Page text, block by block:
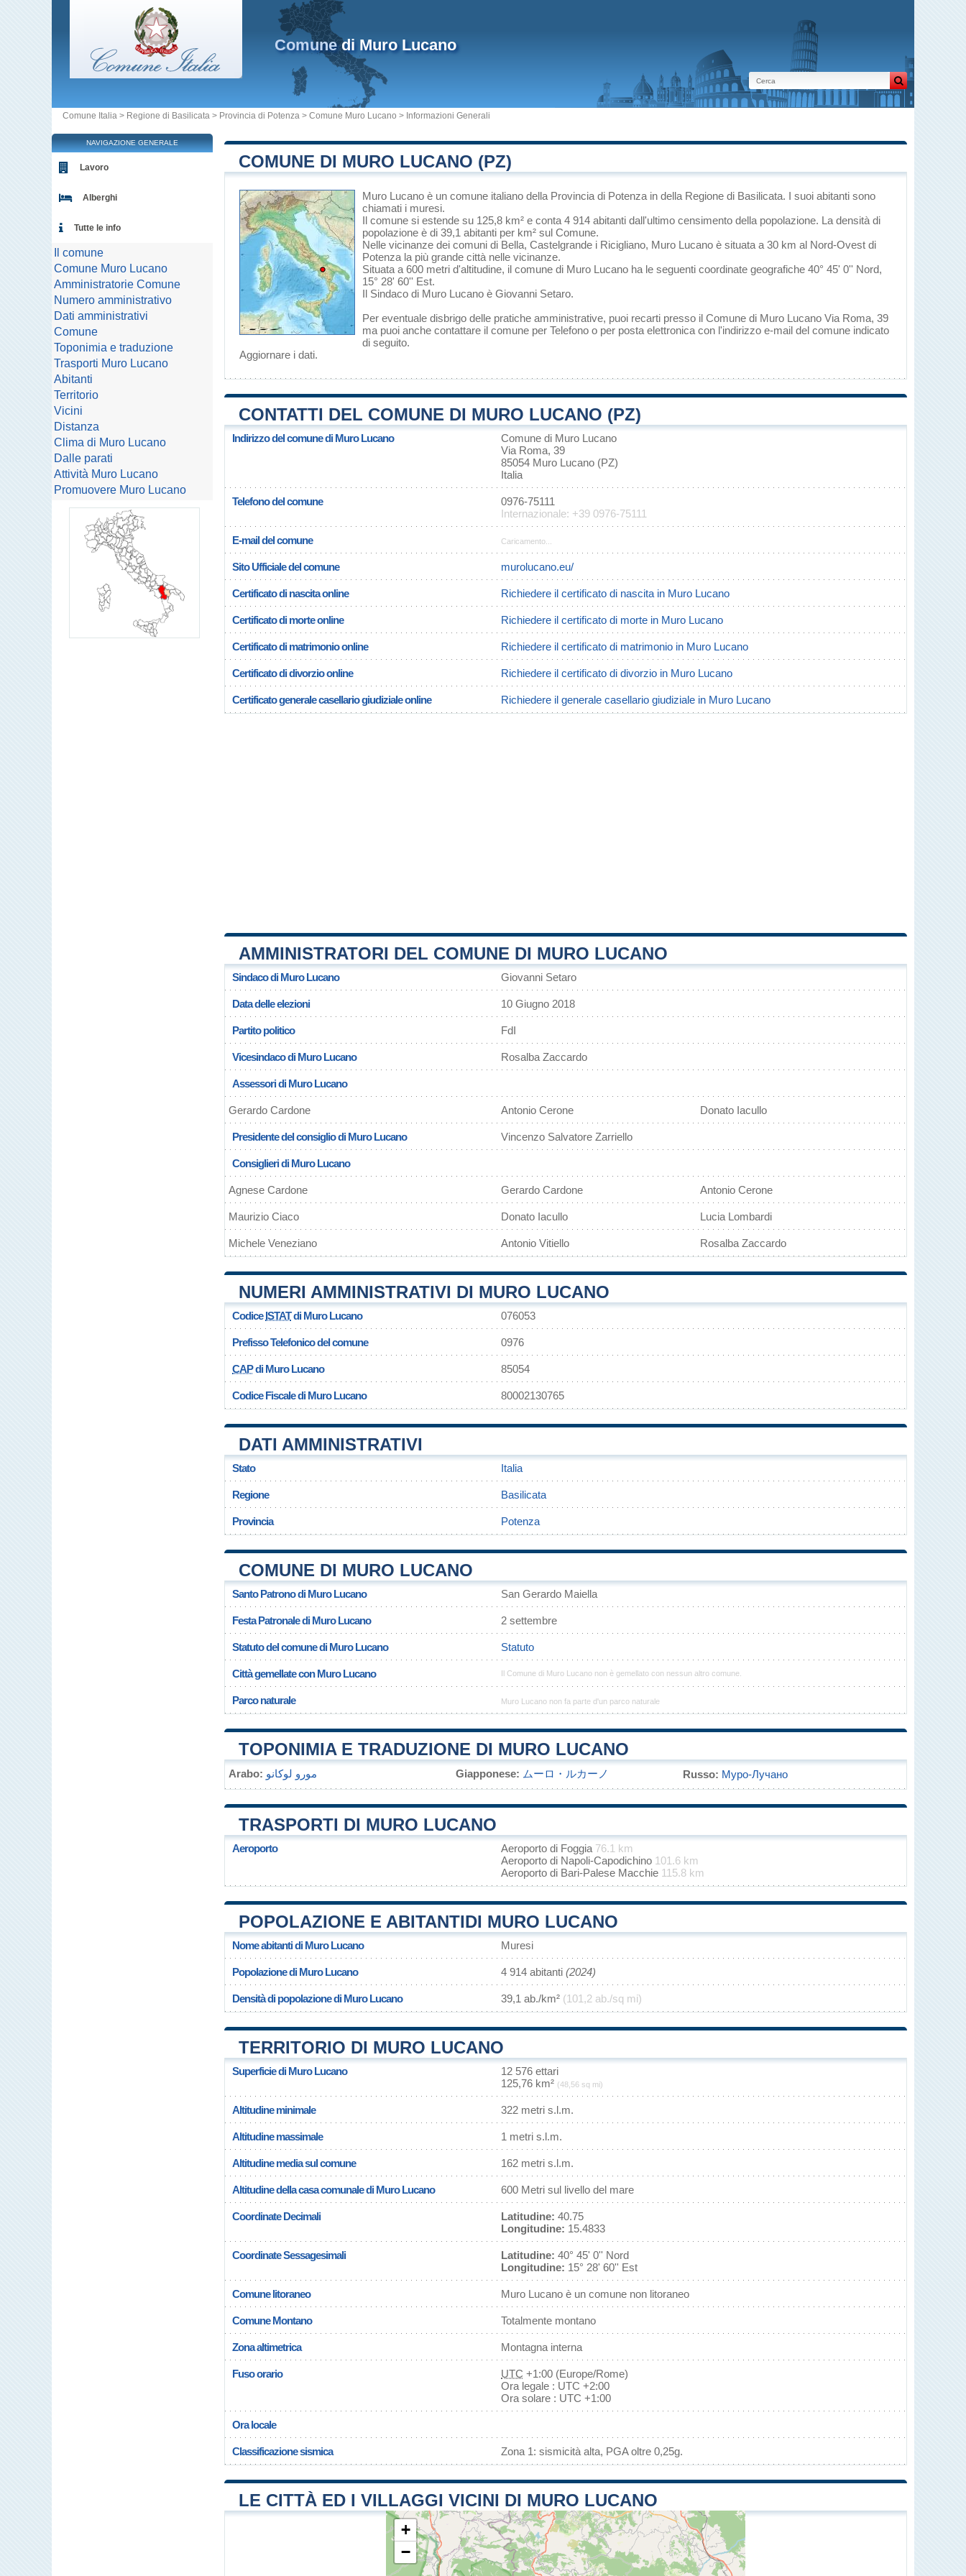
Comunedi Muro Lucano
Comune Italia > Regione di Basilicata > Provincia di Potenza > Comune Muro Lucano > Informazioni Generali
COMUNE DI MURO LUCANO (PZ)
Muro Lucano è un comune italiano della Provincia di Potenza in della Regione di Basilicata. I suoi abitanti sono
chiamati i muresi.
Il comune si estende su 125,8 km² e conta 4 914 abitanti dall'ultimo censimento della popolazione. La densità di
popolazione è di 39,1 abitanti per km² sul Comune.
Nelle vicinanze dei comuni di Bella, Castelgrande i Ricigliano, Muro Lucano è situata a 30 km al Nord-Ovest di
Potenza la più grande città nelle vicinanze.
Situata a 600 metri d'altitudine, il comune di Muro Lucano ha le seguenti coordinate geografiche 40° 45' 0'' Nord,
15° 28' 60'' Est.
Il Sindaco di Muro Lucano è Giovanni Setaro.
Per eventuale disbrigo delle pratiche amministrative, puoi recarti presso il Comune di Muro Lucano Via Roma, 39
ma puoi anche contattare il comune per Telefono o per posta elettronica con l'indirizzo e-mail del comune indicato
di seguito.
Aggiornare i dati.
CONTATTI DEL COMUNE DI MURO LUCANO (PZ)
Indirizzo del comune di Muro Lucano
Comune di Muro Lucano
Via Roma, 39
85054 Muro Lucano (PZ)
Italia
Telefono del comune
0976-75111
Internazionale: +39 0976-75111
E-mail del comune Caricamento...
Sito Ufficiale del comune murolucano.eu/
Certificato di nascita online Richiedere il certificato di nascita in Muro Lucano
Certificato di morte online Richiedere il certificato di morte in Muro Lucano
Certificato di matrimonio online Richiedere il certificato di matrimonio in Muro Lucano
Certificato di divorzio online Richiedere il certificato di divorzio in Muro Lucano
Certificato generale casellario giudiziale online Richiedere il generale casellario giudiziale in Muro Lucano
AMMINISTRATORI DEL COMUNE DI MURO LUCANO
Sindaco di Muro Lucano Giovanni Setaro
Data delle elezioni 10 Giugno 2018
Partito politico FdI
Vicesindaco di Muro Lucano Rosalba Zaccardo
Assessori di Muro Lucano
Gerardo Cardone Antonio Cerone Donato Iacullo
Presidente del consiglio di Muro Lucano Vincenzo Salvatore Zarriello
Consiglieri di Muro Lucano
Agnese Cardone Gerardo Cardone Antonio Cerone
Maurizio Ciaco Donato Iacullo Lucia Lombardi
Michele Veneziano Antonio Vitiello Rosalba Zaccardo
NUMERI AMMINISTRATIVI DI MURO LUCANO
CodiceISTATdi Muro Lucano 076053
Prefisso Telefonico del comune 0976
CAPdi Muro Lucano 85054
Codice Fiscale di Muro Lucano 80002130765
DATI AMMINISTRATIVI
Stato Italia
Regione Basilicata
Provincia Potenza
COMUNE DI MURO LUCANO
Santo Patrono di Muro Lucano San Gerardo Maiella
Festa Patronale di Muro Lucano 2 settembre
Statuto del comune di Muro Lucano Statuto
Città gemellate con Muro Lucano Il Comune di Muro Lucano non è gemellato con nessun altro comune.
Parco naturale Muro Lucano non fa parte d'un parco naturale
TOPONIMIA E TRADUZIONE DI MURO LUCANO
Arabo: مورو لوكانو Giapponese: ムーロ・ルカーノ Russo: Муро-Лучано
TRASPORTI DI MURO LUCANO
Aeroporto Aeroporto di Foggia 76.1 km
Aeroporto di Napoli-Capodichino 101.6 km
Aeroporto di Bari-Palese Macchie 115.8 km
POPOLAZIONE E ABITANTIDI MURO LUCANO
Nome abitanti di Muro Lucano Muresi
Popolazione di Muro Lucano 4 914 abitanti (2024)
Densità di popolazione di Muro Lucano 39,1 ab./km² (101,2 ab./sq mi)
TERRITORIO DI MURO LUCANO
Superficie di Muro Lucano
12 576 ettari
125,76 km² (48,56 sq mi)
Altitudine minimale 322 metri s.l.m.
Altitudine massimale 1 metri s.l.m.
Altitudine media sul comune 162 metri s.l.m.
Altitudine della casa comunale di Muro Lucano 600 Metri sul livello del mare
Coordinate Decimali Latitudine: 40.75
Longitudine: 15.4833
Coordinate Sessagesimali Latitudine: 40° 45' 0'' Nord
Longitudine: 15° 28' 60'' Est
Comune litoraneo Muro Lucano è un comune non litoraneo
Comune Montano Totalmente montano
Zona altimetrica Montagna interna
Fuso orario UTC +1:00 (Europe/Rome)
Ora legale : UTC +2:00
Ora solare : UTC +1:00
Ora locale
Classificazione sismica Zona 1: sismicità alta, PGA oltre 0,25g.
LE CITTÀ ED I VILLAGGI VICINI DI MURO LUCANO
+
−
NAVIGAZIONE GENERALE
Lavoro
Alberghi
Tutte le info
Il comune
Comune Muro Lucano
Amministratorie Comune
Numero amministrativo
Dati amministrativi
Comune
Toponimia e traduzione
Trasporti Muro Lucano
Abitanti
Territorio
Vicini
Distanza
Clima di Muro Lucano
Dalle parati
Attività Muro Lucano
Promuovere Muro Lucano